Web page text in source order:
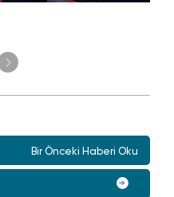
Bir Önceki Haberi Oku